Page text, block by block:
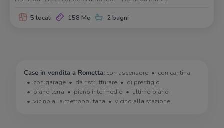
5 locali 158 Mq 2 bagni
Case in vendita a Rometta: con ascensore
con cantina
con garage
da ristrutturare
di prestigio
piano terra
piano intermedio
ultimo piano
vicino alla metropolitana
vicino alla stazione